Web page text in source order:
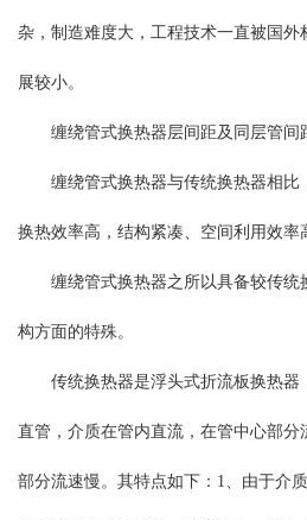
杂，制造难度大，工程技术一直被国
展较小。
缠绕管式换热器层间距及同层管间
缠绕管式换热器与传统换热器相比
换热效率高，结构紧凑、空间利用效率
缠绕管式换热器之所以具备较传
构方面的特殊。
传统换热器是浮头式折流板换热
直管，介质在管内直流，在管中心部分
部分流速慢。其特点如下：1、由于介